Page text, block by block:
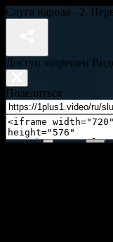
Слуга народа - 2.
Доступ запрещен
Поделиться